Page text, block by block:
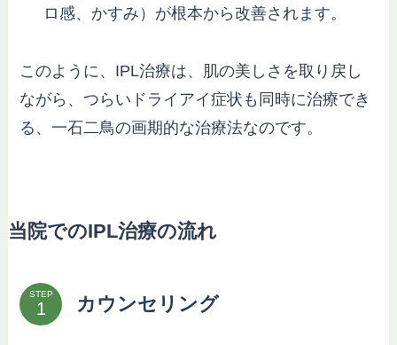
ロ感、かすみ）が根本から改善されます。
このように、IPL治療は、肌の美しさを取り戻し
ながら、つらいドライアイ症状も同時に治療でき
る、一石二鳥の画期的な治療法なのです。
当院でのIPL治療の流れ
STEP カウンセリング